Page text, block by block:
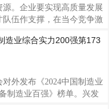
海南作为兴发铝业在全国销
超强台风的摧残下，海南
象中，风雨洗礼出真正过
南使用兴发铝业产
。企业要实现高质量发展
队伍作支撑，在当今竞争激
的发展，培养了一支多层
企业的高质量发展注入了
会赞誉和良好信誉。一直
为本、以诚取信、以质取
，是兴发之本”，注重顶层
造业综合实力200强第173
外发布《2024中国制造业
制造业百强》榜单。兴发